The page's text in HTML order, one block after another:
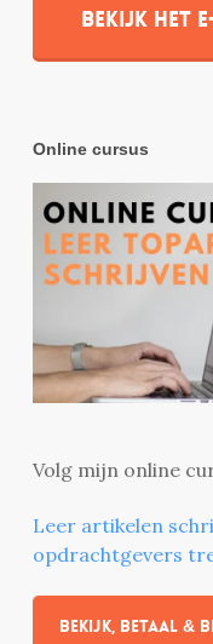
Bekijk het
Online cursus
Volg mijn online
Leer artikelen
opdrachtgevers
Bekijk, betaal &